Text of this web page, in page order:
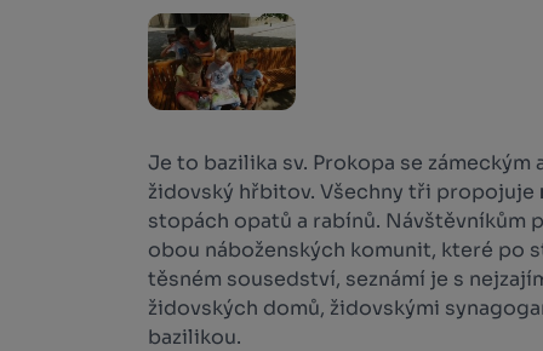
Je to bazilika sv. Prokopa se zámeckým
židovský hřbitov. Všechny tři propojuje
stopách opatů a rabínů. Návštěvníkům
obou náboženských komunit, které po
těsném sousedství, seznámí je s
židovských domů, židovskými
bazilikou.